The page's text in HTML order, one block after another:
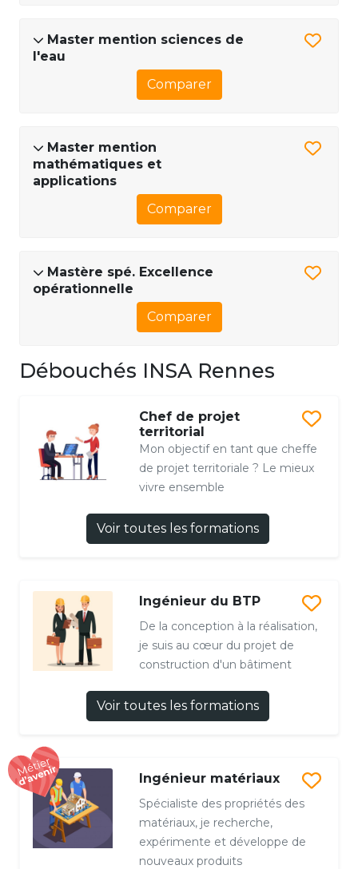
Master mention sciences de
l'eau
Comparer
Master mention
mathématiques et
applications
Comparer
Mastère spé. Excellence
opérationnelle
Comparer
Débouchés INSA Rennes
Chef de projet
territorial
Mon objectif en tant que cheffe
de projet territoriale ? Le mieux
vivre ensemble
Voir toutes les formations
Ingénieur du BTP
De la conception à la réalisation,
je suis au cœur du projet de
construction d'un bâtiment
Voir toutes les formations
Ingénieur matériaux
Spécialiste des propriétés des
matériaux, je recherche,
expérimente et développe de
nouveaux produits